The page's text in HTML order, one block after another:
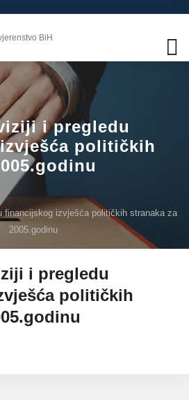
BiH
i pregledu
političkih
financijskog izvješća političkih stranaka za
2005.godinu
i pregledu
političkih